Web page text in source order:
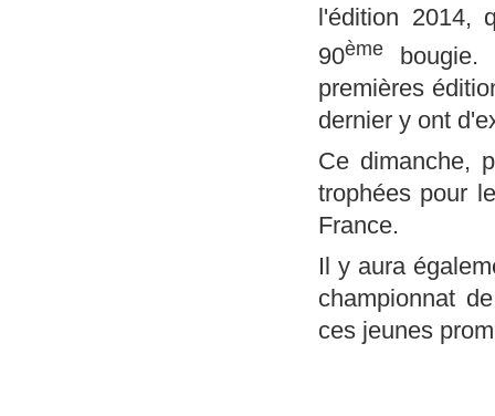
l'édition 2014,
90ème
bougie.
premières
dernier y ont
Ce dimanche,
trophées pour
France.
Il y aura
championnat
ces jeunes